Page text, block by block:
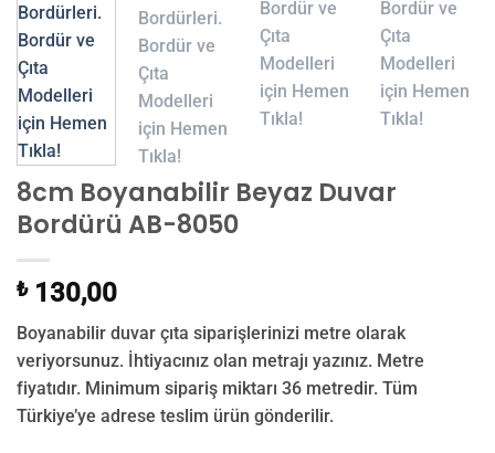
8cm Boyanabilir Beyaz Duvar
Bordürü AB-8050
₺130,00
Boyanabilir duvar çıta siparişlerinizi metre olarak
veriyorsunuz. İhtiyacınız olan metrajı yazınız. Metre
fiyatıdır. Minimum sipariş miktarı 36 metredir. Tüm
Türkiye’ye adrese teslim ürün gönderilir.